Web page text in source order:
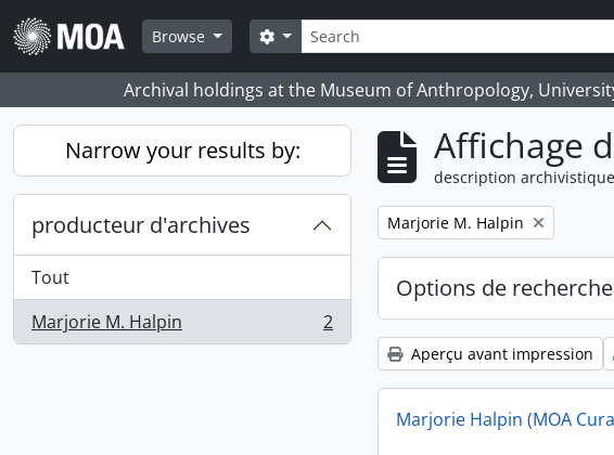
Skip to main content
Browse
Rechercher
Search options
Archival holdings at the Museum of Anthropology,
Narrow your results by:
producteur d'archives
Tout
Marjorie M. Halpin
, 2 résultats 2
Affichage
description archivistique
Remove filter:
Marjorie M. Halpin
Options de
Aperçu avant impression
Marjorie Halpin (MOA